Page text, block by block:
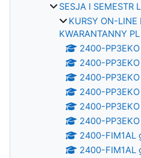
SESJA I SEMESTR
KURSY ON-LINE
KWARANTANNY PL
2400-
2400-
2400-
2400-
2400-
2400-PP3EKO
2400-FIM1AL
2400-FIM1AL